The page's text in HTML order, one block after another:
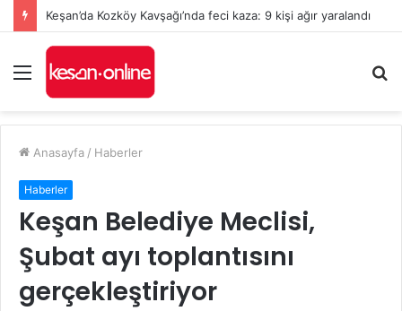
Keşan’da Kozköy Kavşağı’nda feci kaza: 9 kişi ağır yaralandı
Menü
...
Anasayfa / Haberler
Haberler
Keşan Belediye Meclisi,
Şubat ayı toplantısını
gerçekleştiriyor